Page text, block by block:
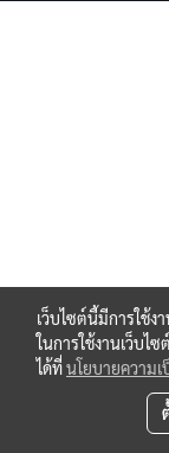
เว็บไซต์นี้มีการใช้
ในการใช้งานเว็บไ
ได้ที่นโยบายความ